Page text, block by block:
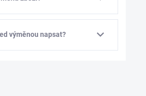
výměnou napsat?